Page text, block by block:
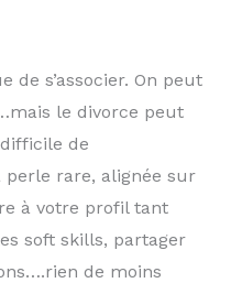
de s’associer. On peut
le divorce peut
de
perle rare, alignée sur
à votre profil tant
soft skills, partager
de moins